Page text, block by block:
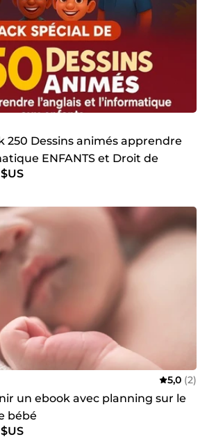
250 Dessins animés apprendre
ENFANTS et Droit de
5,0 (2)
un ebook avec planning sur le
bébé